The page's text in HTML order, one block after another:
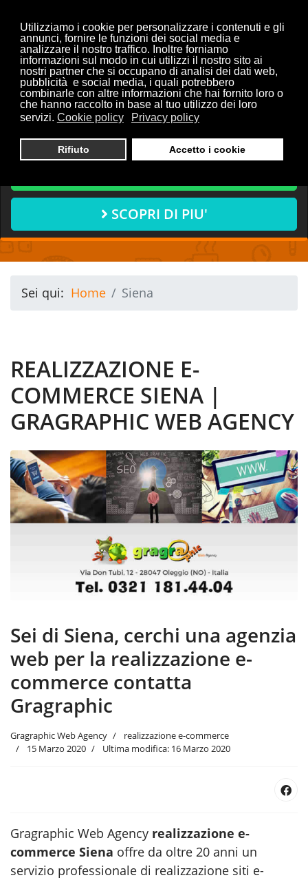
Utilizziamo i cookie per personalizzare i contenuti e gli
annunci, fornire le funzioni dei social media e
analizzare il nostro traffico. Inoltre forniamo
informazioni sul modo in cui utilizzi il nostro sito ai
nostri partner che si occupano di analisi dei dati web,
pubblicità e social media, i quali potrebbero
combinarle con altre informazioni che hai fornito loro o
che hanno raccolto in base al tuo utilizzo dei loro
servizi. Cookie policy Privacy policy
Rifiuto Accetto i cookie
Vuoi discutere con noi del
tuo progetto?
CONTATTACI ORA
SCOPRI DI PIU'
Sei qui: Home Siena
REALIZZAZIONE E-
COMMERCE SIENA |
GRAGRAPHIC WEB AGENCY
Sei di Siena, cerchi una agenzia
web per la realizzazione e-
commerce contatta
Gragraphic
Gragraphic Web Agency
realizzazione e-commerce
15 Marzo 2020
Ultima modifica: 16 Marzo 2020
Gragraphic Web Agency realizzazione e-
commerce Siena offre da oltre 20 anni un
servizio professionale di realizzazione siti e-